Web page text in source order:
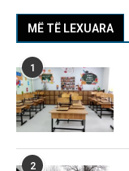
MË TË LEXUARA
1
2